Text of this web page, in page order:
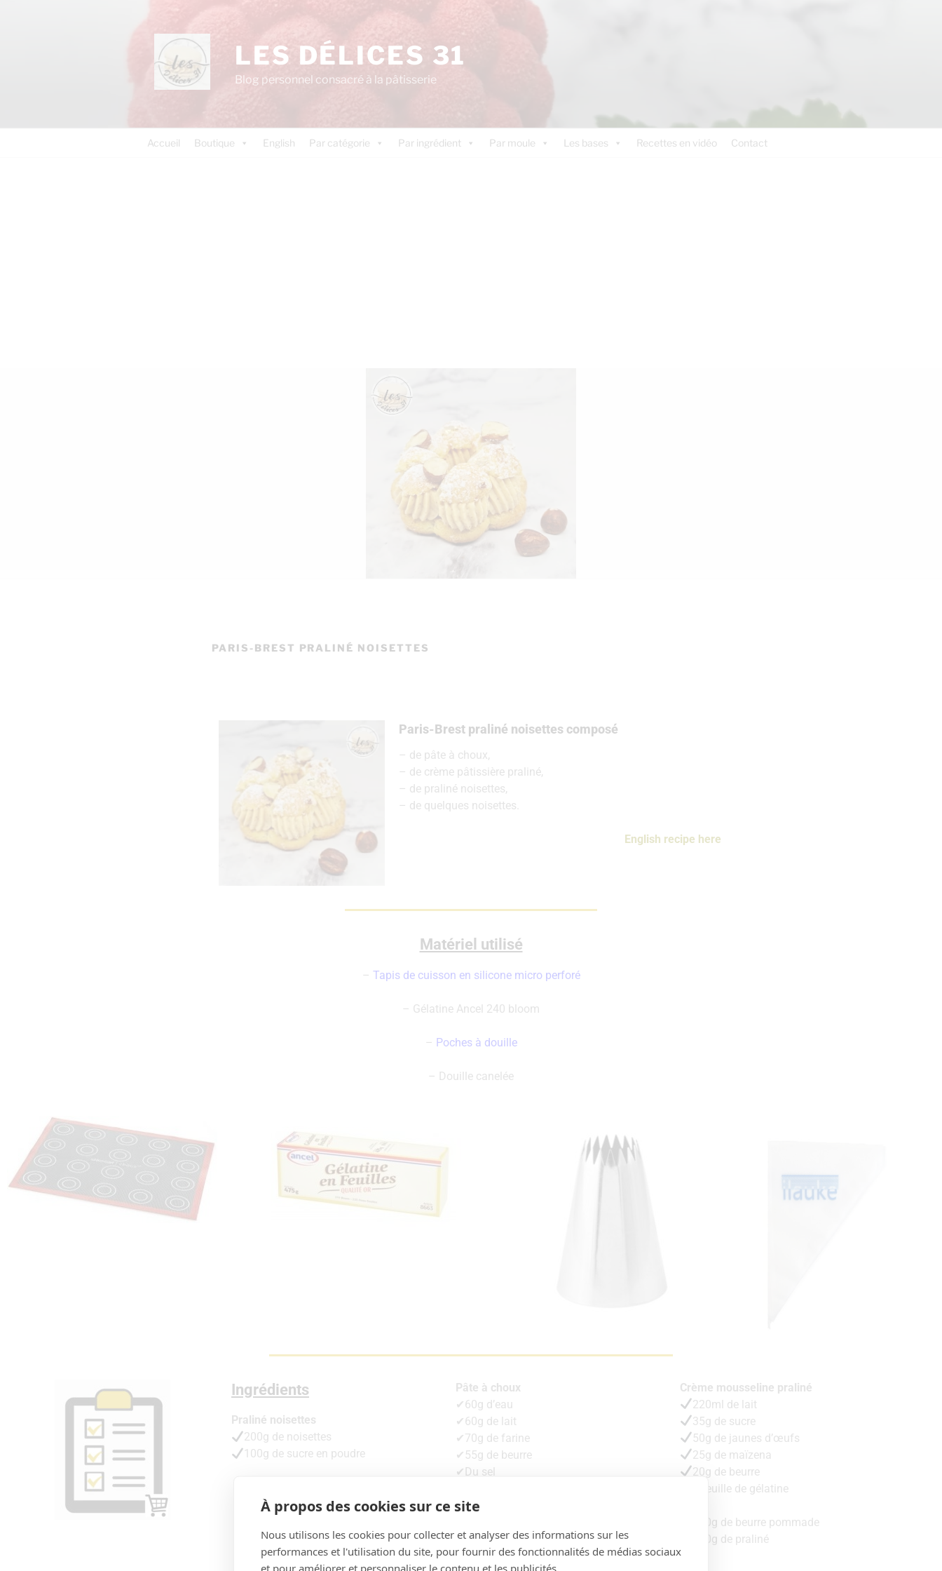
LES DÉLICES 31
Blog personnel consacré à la pâtisserie
Accueil Boutique English Par catégorie Par ingrédient Par moule Les bases Recettes en vidéo Contact
PARIS-BREST PRALINÉ NOISETTES
Paris-Brest praliné noisettes composé
– de pâte à choux,
– de crème pâtissière praliné,
– de praliné noisettes,
– de quelques noisettes.
English recipe here
Matériel utilisé
– Tapis de cuisson en silicone micro perforé
– Gélatine Ancel 240 bloom
– Poches à douille
– Douille canelée
Ingrédients
Praliné noisettes
200g de noisettes
100g de sucre en poudre
Pâte à choux
✔60g‌ ‌d’eau‌ ‌
✔60g‌ ‌de‌ ‌lait‌ ‌
✔70g‌ ‌de‌ ‌farine‌ ‌
✔55g‌ ‌de‌ ‌beurre‌ ‌
✔Du‌ ‌sel‌ ‌
✔2‌ ‌ou‌ ‌3‌ ‌œufs‌ ‌(suivant‌ ‌leur‌ ‌grosseur)‌ ‌
Crème mousseline praliné
220ml de lait
35g de sucre
50g de jaunes d’œufs
25g de maïzena
20g de beurre
1 feuille de gélatine
140g de beurre pommade
150g de praliné
À propos des cookies sur ce site
Nous utilisons les cookies pour collecter et analyser des informations sur les
performances et l'utilisation du site, pour fournir des fonctionnalités de médias sociaux
et pour améliorer et personnaliser le contenu et les publicités.